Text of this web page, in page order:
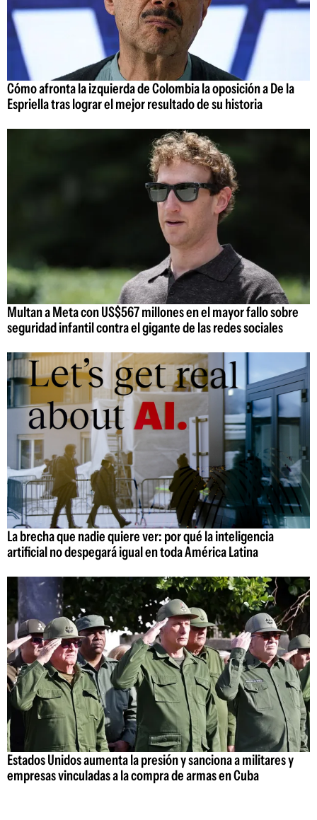
Cómo afronta la izquierda de Colombia la oposición a De la
Espriella tras lograr el mejor resultado de su historia
Multan a Meta con US$567 millones en el mayor fallo sobre
seguridad infantil contra el gigante de las redes sociales
La brecha que nadie quiere ver: por qué la inteligencia
artificial no despegará igual en toda América Latina
Estados Unidos aumenta la presión y sanciona a militares y
empresas vinculadas a la compra de armas en Cuba